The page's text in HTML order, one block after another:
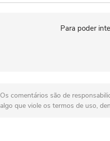
Para poder
Os comentários são de
algo que viole os termos de uso,